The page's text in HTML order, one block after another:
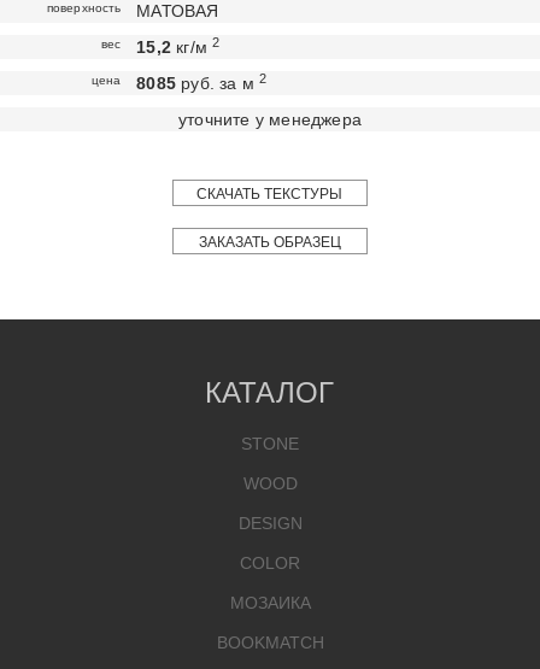
поверхность МАТОВАЯ
вес 15,2 кг/м2
цена 8085 руб. за м2
уточните у менеджера
СКАЧАТЬ ТЕКСТУРЫ
ЗАКАЗАТЬ ОБРАЗЕЦ
КАТАЛОГ
STONE
WOOD
DESIGN
COLOR
МОЗАИКА
BOOKMATCH